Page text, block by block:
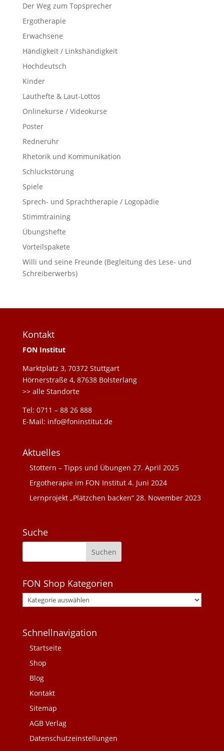
Der Weg zum Topsprecher
Ergotherapie
Erwachsene
Händigkeit / Linkshändigkeit
Hochdeutsch
Kinder
Lauthefte & Laut-Lottos
Onlinekurse / Videokurse
Poster
Redneruhr
Rhetorik und Kommunikation
Schluckstörung
Spiele
Sprech- und Sprachtherapie / Logopädie
Stimmtraining
Übungshefte
Vorteilspakete
Willi und seine Freunde (Begleitung des Lese- und
Schreiberwerbs)
Kontakt
FON Institut
Marktplatz 3, 70372 Stuttgart
Hörnerstraße 4, 87638 Bolsterlang
>> alle Standorte
Tel: 0711 – 88 26 888
E-Mail: info@foninstitut.de
Aktuelles
Stottern – Tipps und Übungen 27. April 2025
Ergotherapie im FON Institut 4. Juni 2024
Lernprojekt „Plätzchen backen“ 28. November 2023
Suche
FON Shop Kategorien
Schnellnavigation
Startseite
Shop
Blog
Kontakt
Sitemap
AGB Verlag
Datenschutzeinstellungen